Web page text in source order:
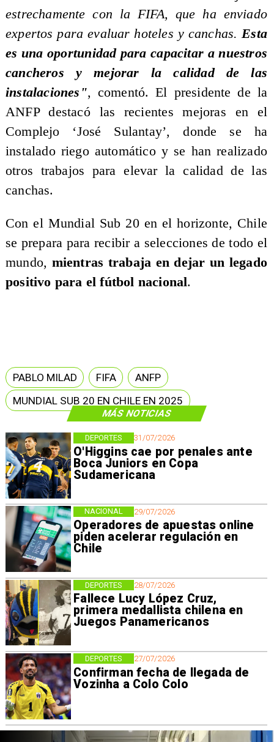
MÁS NOTICIAS
31/07/2026
O'Higgins cae por penales ante
Boca Juniors en Copa
Sudamericana
DEPORTES
29/07/2026
Operadores de apuestas online
piden acelerar regulación en
Chile
NACIONAL
28/07/2026
Fallece Lucy López Cruz,
primera medallista chilena en
Juegos Panamericanos
DEPORTES
27/07/2026
Confirman fecha de llegada de
Vozinha a Colo Colo
DEPORTES
estrechamente con la FIFA, que ha enviado
expertos para evaluar hoteles y canchas.Esta
es una oportunidad para capacitar a nuestros
cancheros y mejorar la calidad de las
instalaciones", comentó. El presidente de la
ANFP destacó las recientes mejoras en el
Complejo ‘José Sulantay’, donde se ha
instalado riego automático y se han realizado
otros trabajos para elevar la calidad de las
canchas.
Con el Mundial Sub 20 en el horizonte, Chile
se prepara para recibir a selecciones de todo el
mundo, mientras trabaja en dejar un legado
positivo para el fútbol nacional.
PABLO MILAD FIFA
ANFP
MUNDIAL SUB 20 EN CHILE EN 2025